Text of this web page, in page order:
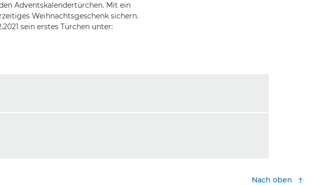
Adventskalendertürchen. Mit ein
Weihnachtsgeschenk sichern.
sein erstes Türchen unter:
Nach oben